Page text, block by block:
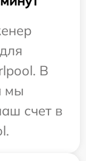
В
мы
счет в